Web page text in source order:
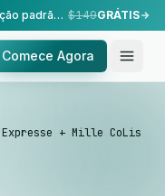
Configuração feita para você — configuração padrão, realizada pela nossa equipe. $149GRÁTIS
Comece Agora
Expresse + Mille CoLis